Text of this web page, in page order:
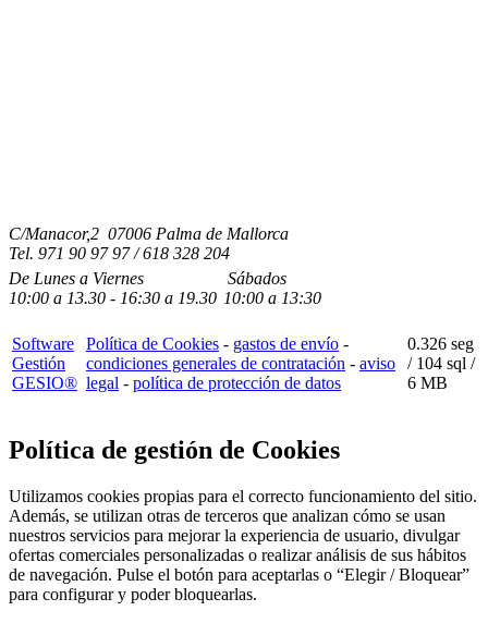
C/Manacor,2 07006 Palma de Mallorca
Tel. 971 90 97 97 / 618 328 204
De Lunes a Viernes
10:00 a 13.30 - 16:30 a 19.30
Sábados
10:00 a 13:30
Software
Gestión
GESIO®
Política de Cookies - gastos de envío -
condiciones generales de contratación - aviso
legal - política de protección de datos
0.326 seg
/ 104 sql /
6 MB
Política de gestión de Cookies
Utilizamos cookies propias para el correcto funcionamiento del sitio.
Además, se utilizan otras de terceros que analizan cómo se usan
nuestros servicios para mejorar la experiencia de usuario, divulgar
ofertas comerciales personalizadas o realizar análisis de sus hábitos
de navegación. Pulse el botón para aceptarlas o “Elegir / Bloquear”
para configurar y poder bloquearlas.